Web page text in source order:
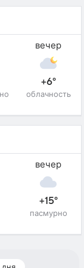
вечер
+6°
облачность
вечер
+15°
пасмурно